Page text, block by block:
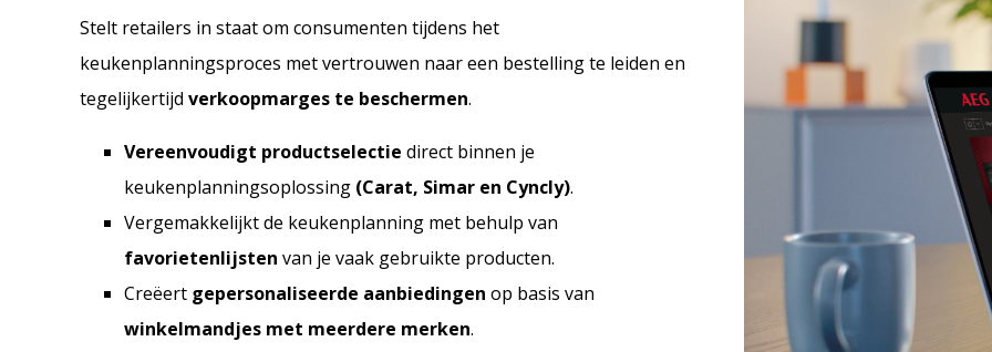
Stelt retailers in staat om consumenten tijdens het
keukenplanningsproces met vertrouwen naar een bestelling te leiden en
tegelijkertijd verkoopmarges te beschermen.
Vereenvoudigt productselectie direct binnen je
keukenplanningsoplossing (Carat, Simar en Cyncly).
Vergemakkelijkt de keukenplanning met behulp van
favorietenlijsten van je vaak gebruikte producten.
Creëert gepersonaliseerde aanbiedingen op basis van
winkelmandjes met meerdere merken.